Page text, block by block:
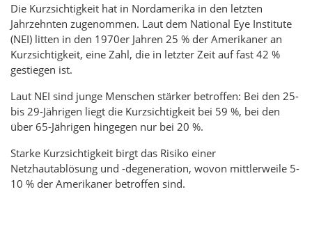
Die Kurzsichtigkeit hat in Nordamerika in den letzten
Jahrzehnten zugenommen. Laut dem National Eye Institute
(NEI) litten in den 1970er Jahren 25 % der Amerikaner an
Kurzsichtigkeit, eine Zahl, die in letzter Zeit auf fast 42 %
gestiegen ist.
Laut NEI sind junge Menschen stärker betroffen: Bei den 25-
bis 29-Jährigen liegt die Kurzsichtigkeit bei 59 %, bei den
über 65-Jährigen hingegen nur bei 20 %.
Starke Kurzsichtigkeit birgt das Risiko einer
Netzhautablösung und -degeneration, wovon mittlerweile 5-
10 % der Amerikaner betroffen sind.